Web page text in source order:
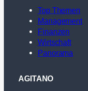
Top Themen
Management
Finanzen
Wirtschaft
Panorama
AGITANO